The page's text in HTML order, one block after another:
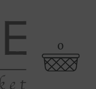
0